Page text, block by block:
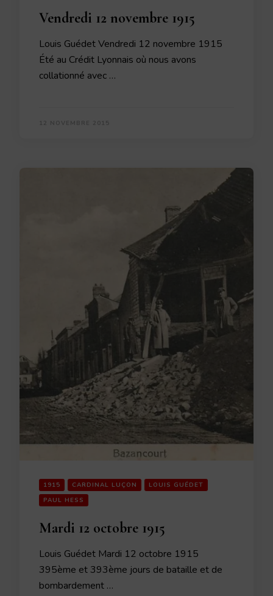
Vendredi 12 novembre 1915
Louis Guédet Vendredi 12 novembre 1915
Été au Crédit Lyonnais où nous avons
collationné avec …
1915 CARDINAL LUÇON
LOUIS GUÉDET
PAUL HESS
Mardi 12 octobre 1915
Louis Guédet Mardi 12 octobre 1915
395ème et 393ème jours de bataille et de
bombardement …